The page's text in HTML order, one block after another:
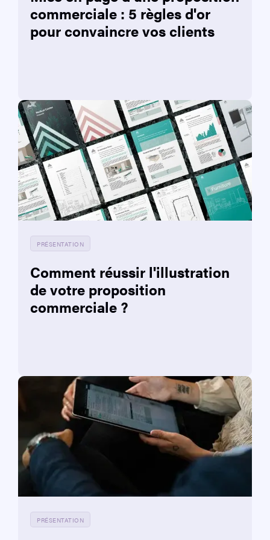
commerciale : 5 règles d'or
pour convaincre vos clients
PRÉSENTATION
Comment réussir l'illustration
de votre proposition
commerciale ?
PRÉSENTATION